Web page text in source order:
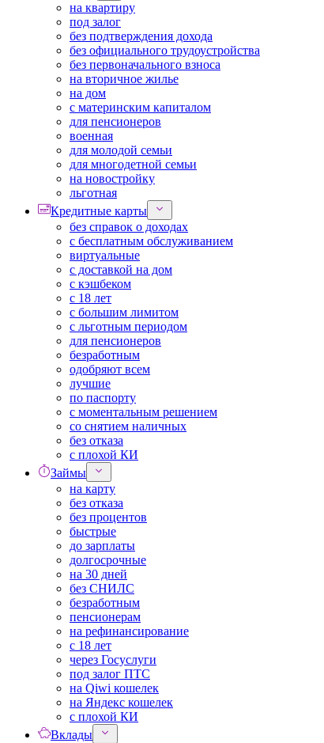
на квартиру
под залог
без подтверждения дохода
без официального трудоустройства
без первоначального взноса
на вторичное жилье
на дом
с материнским капиталом
для пенсионеров
военная
для молодой семьи
для многодетной семьи
на новостройку
льготная
Кредитные карты
без справок о доходах
с бесплатным обслуживанием
виртуальные
с доставкой на дом
с кэшбеком
с 18 лет
с большим лимитом
с льготным периодом
для пенсионеров
безработным
одобряют всем
лучшие
по паспорту
с моментальным решением
со снятием наличных
без отказа
с плохой КИ
Займы
на карту
без отказа
без процентов
быстрые
до зарплаты
долгосрочные
на 30 дней
без СНИЛС
безработным
пенсионерам
на рефинансирование
с 18 лет
через Госуслуги
под залог ПТС
на Qiwi кошелек
на Яндекс кошелек
с плохой КИ
Вклады